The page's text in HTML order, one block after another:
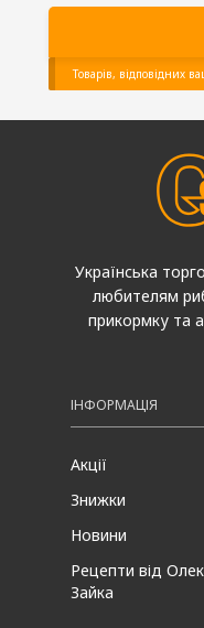
Товарів, відповідних
Українська
любителям
прикормку та
ІНФОРМАЦІЯ
Акції
Знижки
Новини
Рецепти від
Зайка